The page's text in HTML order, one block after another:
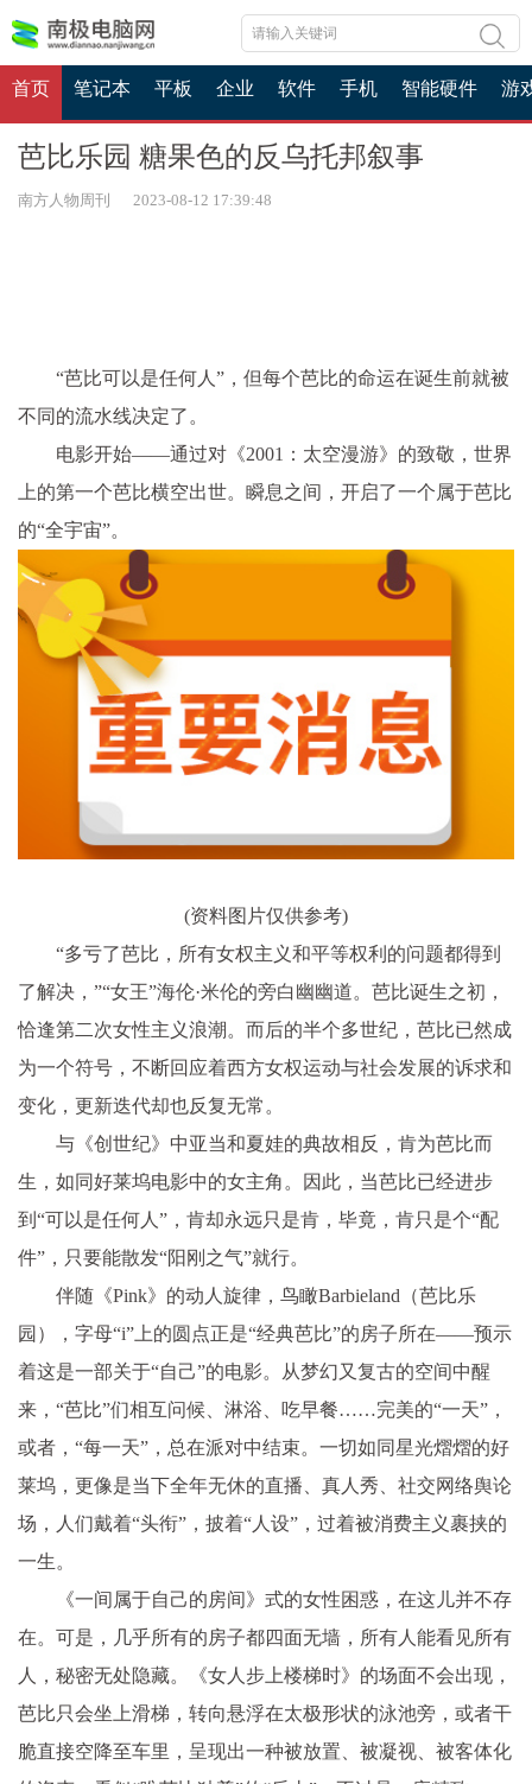
首页 笔记本 平板 企业 软件 手机 智能硬件 游
芭比乐园 糖果色的反乌托邦叙事
南方人物周刊 2023-08-12 17:39:48
“芭比可以是任何人”，但每个芭比的命运在诞生前就被
不同的流水线决定了。
电影开始——通过对《2001：太空漫游》的致敬，世界
上的第一个芭比横空出世。瞬息之间，开启了一个属于芭比
的“全宇宙”。
(资料图片仅供参考)
“多亏了芭比，所有女权主义和平等权利的问题都得到
了解决，”“女王”海伦·米伦的旁白幽幽道。芭比诞生之初，
恰逢第二次女性主义浪潮。而后的半个多世纪，芭比已然成
为一个符号，不断回应着西方女权运动与社会发展的诉求和
变化，更新迭代却也反复无常。
与《创世纪》中亚当和夏娃的典故相反，肯为芭比而
生，如同好莱坞电影中的女主角。因此，当芭比已经进步
到“可以是任何人”，肯却永远只是肯，毕竟，肯只是个“配
件”，只要能散发“阳刚之气”就行。
伴随《Pink》的动人旋律，鸟瞰Barbieland（芭比乐
园），字母“i”上的圆点正是“经典芭比”的房子所在——预示
着这是一部关于“自己”的电影。从梦幻又复古的空间中醒
来，“芭比”们相互问候、淋浴、吃早餐……完美的“一天”，
或者，“每一天”，总在派对中结束。一切如同星光熠熠的好
莱坞，更像是当下全年无休的直播、真人秀、社交网络舆论
场，人们戴着“头衔”，披着“人设”，过着被消费主义裹挟的
一生。
《一间属于自己的房间》式的女性困惑，在这儿并不存
在。可是，几乎所有的房子都四面无墙，所有人能看见所有
人，秘密无处隐藏。《女人步上楼梯时》的场面不会出现，
芭比只会坐上滑梯，转向悬浮在太极形状的泳池旁，或者干
脆直接空降至车里，呈现出一种被放置、被凝视、被客体化